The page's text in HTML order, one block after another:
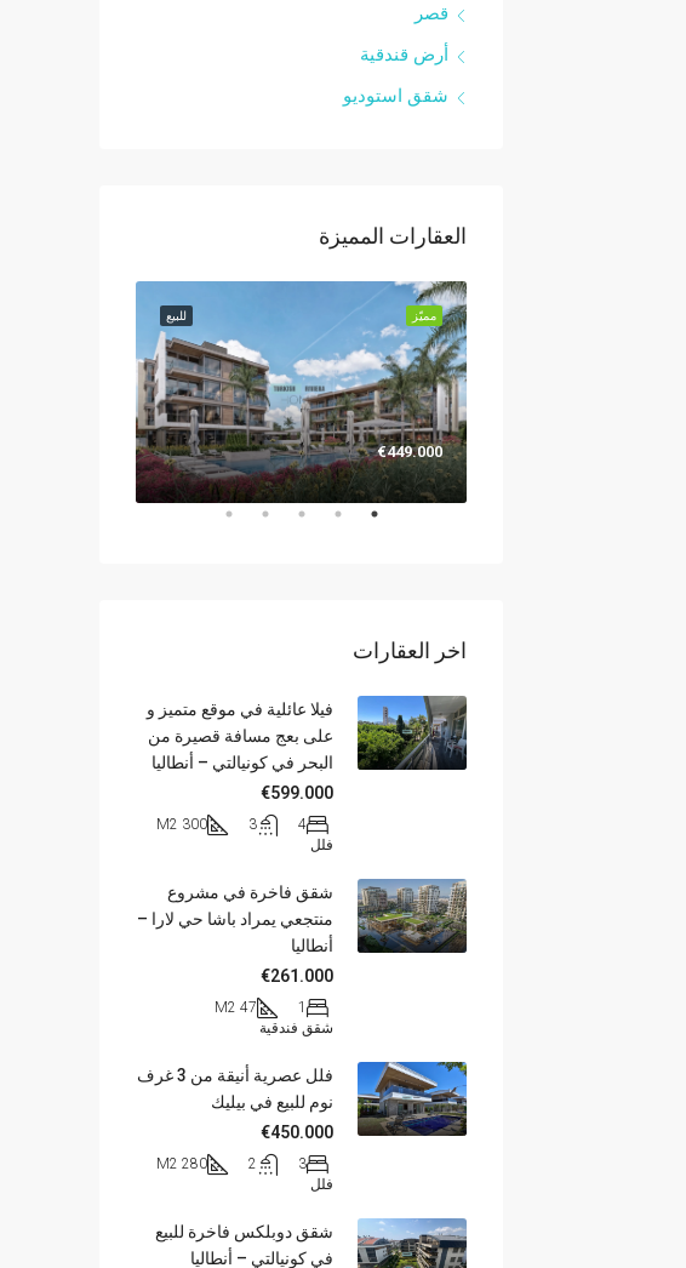
قصر
أرض قندقية
شقق استوديو
العقارات المميزة
للبيع مميّز
€449.000
اخر العقارات
فيلا عائلية في موقع متميز و
على بعج مسافة قصيرة من
البحر في كونيالتي – أنطاليا
€599.000
4
3
300 M2
فلل
شقق فاخرة في مشروع
منتجعي يمراد باشا حي لارا –
أنطاليا
€261.000
1
47 M2
شقق فندقية
فلل عصرية أنيقة من 3 غرف
نوم للبيع في بيليك
€450.000
3
2
280 M2
فلل
شقق دوبلكس فاخرة للبيع
في كونيالتي – أنطاليا